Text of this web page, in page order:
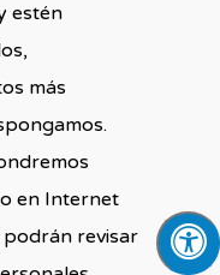
estén
más
en Internet
podrán revisar